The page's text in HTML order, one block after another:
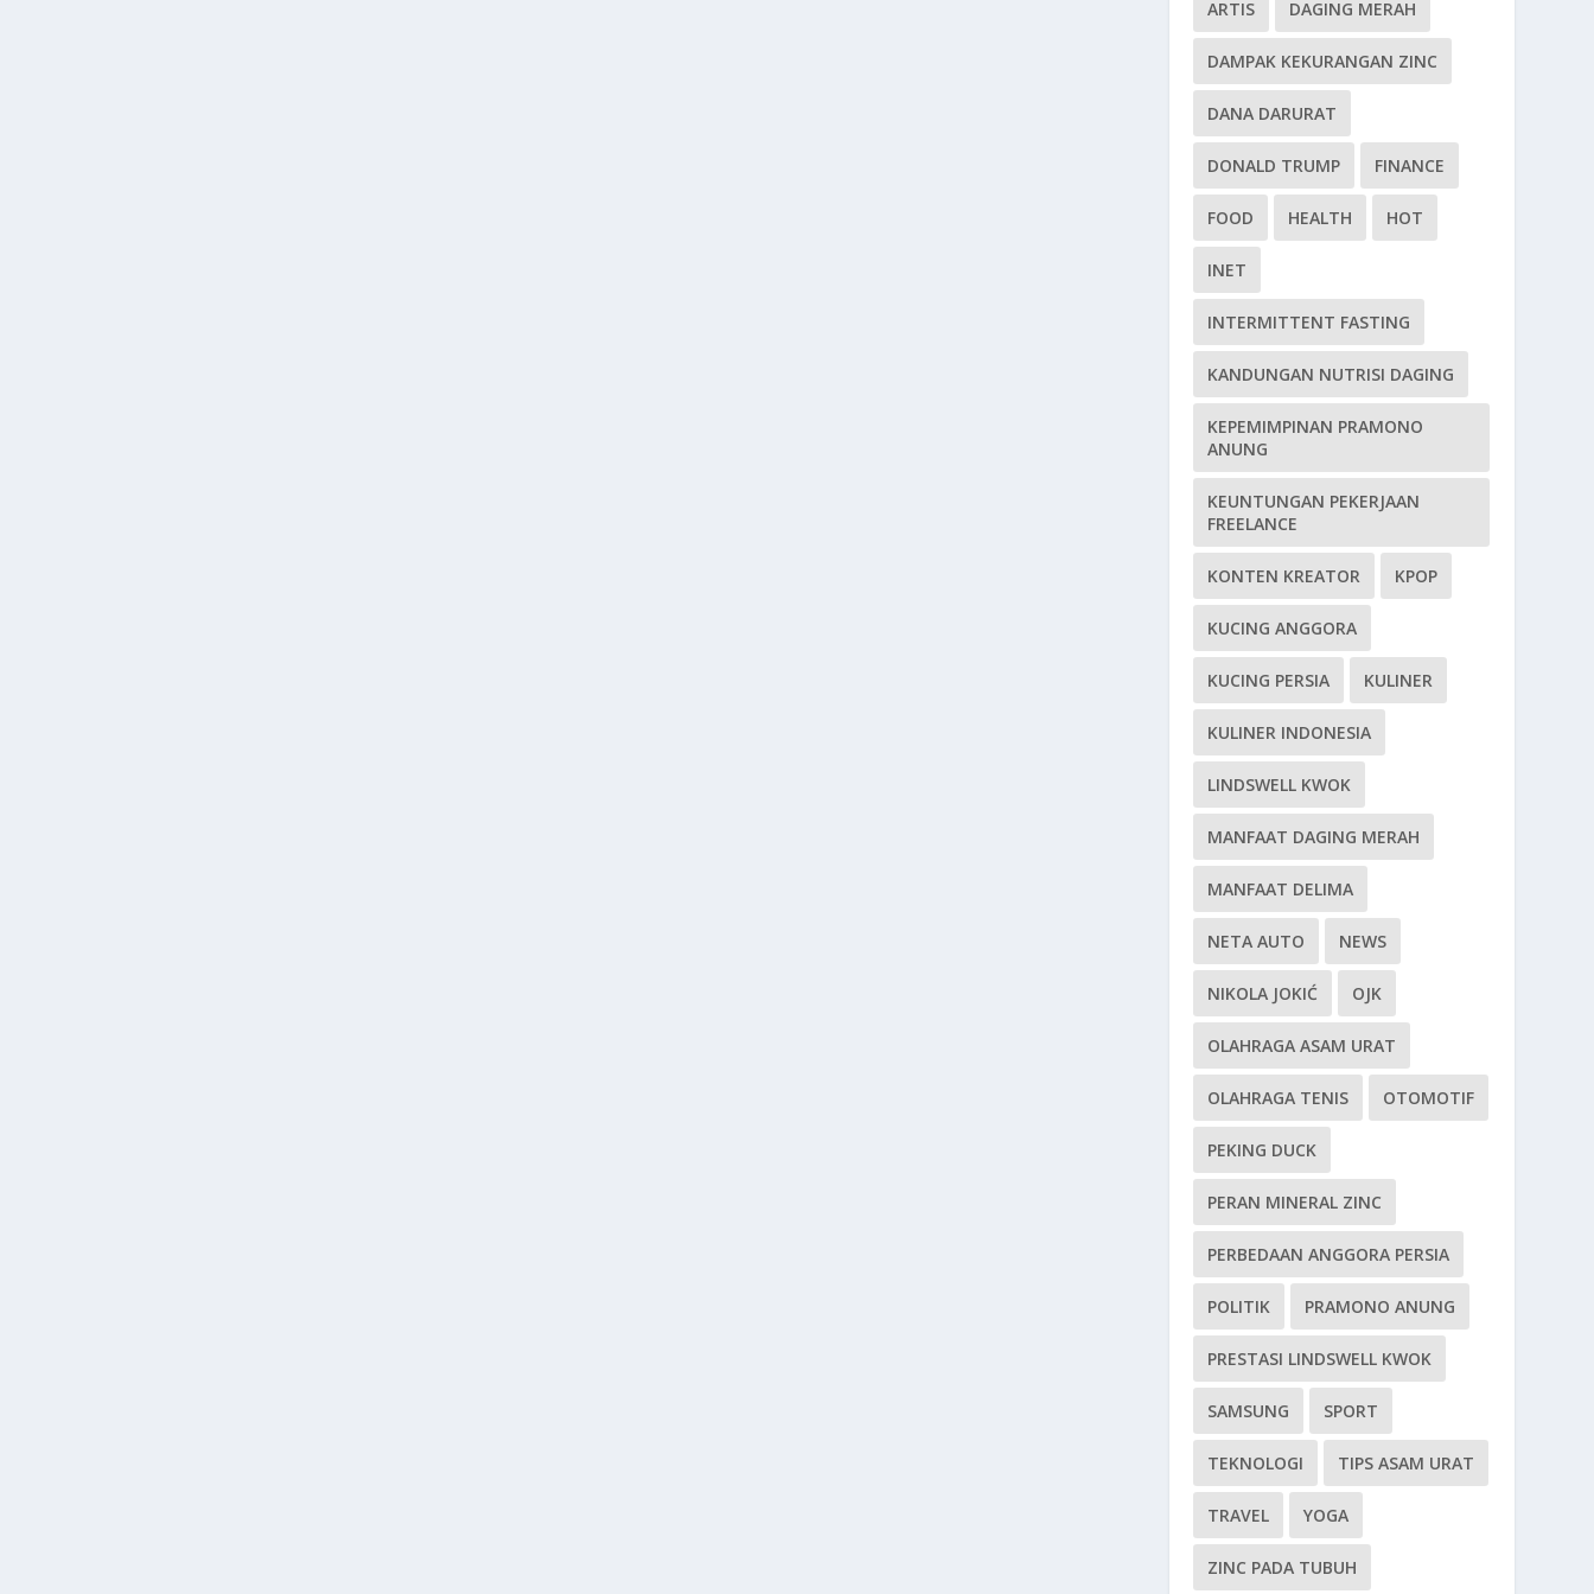
ARTIS DAGING MERAH
DAMPAK KEKURANGAN ZINC
DANA DARURAT
DONALD TRUMP FINANCE
FOOD HEALTH HOT
INET
INTERMITTENT FASTING
KANDUNGAN NUTRISI DAGING
KEPEMIMPINAN PRAMONO
ANUNG
KEUNTUNGAN PEKERJAAN
FREELANCE
KONTEN KREATOR KPOP
KUCING ANGGORA
KUCING PERSIA KULINER
KULINER INDONESIA
LINDSWELL KWOK
MANFAAT DAGING MERAH
MANFAAT DELIMA
NETA AUTO NEWS
NIKOLA JOKIĆ OJK
OLAHRAGA ASAM URAT
OLAHRAGA TENIS OTOMOTIF
PEKING DUCK
PERAN MINERAL ZINC
PERBEDAAN ANGGORA PERSIA
POLITIK PRAMONO ANUNG
PRESTASI LINDSWELL KWOK
SAMSUNG SPORT
TEKNOLOGI TIPS ASAM URAT
TRAVEL YOGA
ZINC PADA TUBUH